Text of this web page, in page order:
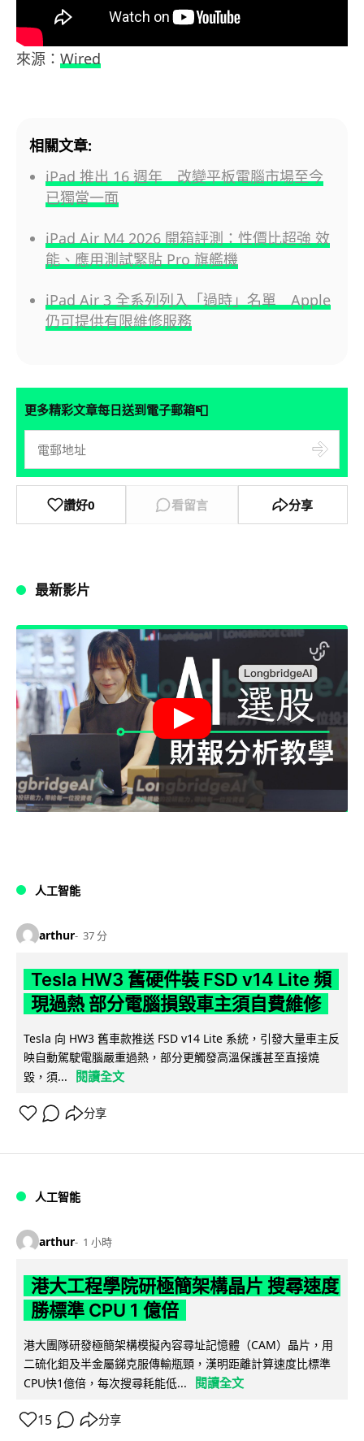
來源： Wired
相關文章:
iPad 推出 16 週年 改變平板電腦市場至今
已獨當一面
iPad Air M4 2026 開箱評測：性價比超強 效
能、應用測試緊貼 Pro 旗艦機
iPad Air 3 全系列列入「過時」名單 Apple
仍可提供有限維修服務
更多精彩文章每日送到電子郵箱📮
讚好0 看留言 分享
最新影片
人工智能
arthur 37 分
Tesla HW3 舊硬件裝 FSD v14 Lite 頻
現過熱 部分電腦損毀車主須自費維修
Tesla 向 HW3 舊車款推送 FSD v14 Lite 系統，引發大量車主反
映自動駕駛電腦嚴重過熱，部分更觸發高溫保護甚至直接燒
毀，須...
閱讀全文
分享
人工智能
arthur 1 小時
港大工程學院研極簡架構晶片 搜尋速度
勝標準 CPU 1 億倍
港大團隊研發極簡架構模擬內容尋址記憶體（CAM）晶片，用
二硫化鉬及半金屬銻克服傳輸瓶頸，漢明距離計算速度比標準
CPU快1億倍，每次搜尋耗能低...
閱讀全文
15 分享